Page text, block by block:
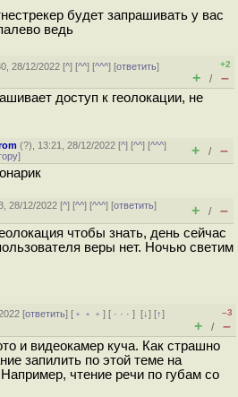
будет запрашивать у вас
ведь
28/12/2022 [^] [^^] [^^^] [ответить]
+2
+ / –
доступ к геолокации, не
(?), 13:21, 28/12/2022 [^] [^^] [^^^]
] + / –
28/12/2022 [^] [^^] [^^^] [ответить]
+ / –
чтобы знать, день сейчас
веры нет. Ночью светим
[ответить] [ ﹢﹢﹢] [ · · ·][↓] [↑]
–3
+ / –
и видеокамер куча. Как страшно
запилить по этой теме на
чтение речи по губам со